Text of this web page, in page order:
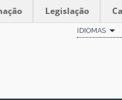
Legislação
IDIOMAS